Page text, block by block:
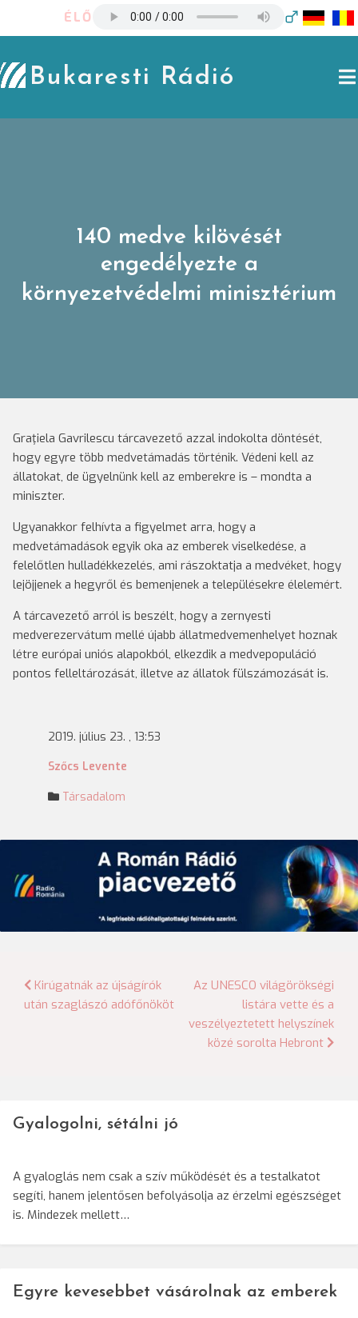
ÉLŐ
Bukaresti Rádió
140 medve kilövését
engedélyezte a
környezetvédelmi minisztérium
Graţiela Gavrilescu tárcavezető azzal indokolta döntését,
hogy egyre több medvetámadás történik. Védeni kell az
állatokat, de ügyelnünk kell az emberekre is – mondta a
miniszter.
Ugyanakkor felhívta a figyelmet arra, hogy a
medvetámadások egyik oka az emberek viselkedése, a
felelőtlen hulladékkezelés, ami rászoktatja a medvéket, hogy
lejöjjenek a hegyről és bemenjenek a településekre élelemért.
A tárcavezető arról is beszélt, hogy a zernyesti
medverezervátum mellé újabb állatmedvemenhelyet hoznak
létre európai uniós alapokból, elkezdik a medvepopuláció
pontos felleltározását, illetve az állatok fülszámozását is.
2019. július 23. , 13:53
Szőcs Levente
Társadalom
Bejegyzés
navigáció
Kirúgatnák az újságírók
után szaglászó adófőnököt
Az UNESCO világörökségi
listára vette és a
veszélyeztetett helyszínek
közé sorolta Hebront
Gyalogolni, sétálni jó
A gyaloglás nem csak a szív működését és a testalkatot
segíti, hanem jelentősen befolyásolja az érzelmi egészséget
is. Mindezek mellett…
Egyre kevesebbet vásárolnak az emberek